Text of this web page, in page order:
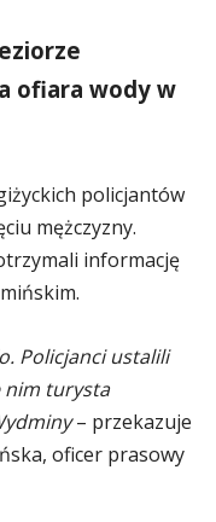
ofiara wody w
policjantów
mężczyzny.
informację
Policjanci ustalili
nim turysta
– przekazuje
oficer prasowy